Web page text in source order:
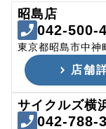
昭島店
042-500-
東京都昭島市中神
店舗
サイクルズ横
042-788-